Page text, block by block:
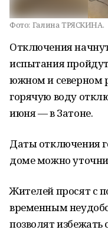
Фото: Галина ТРЯСКИНА.
Отключения
испытания
южном и северном
горячую воду
июня — в Затоне.
Даты отключения
доме можно
Жителей просят с
временным
позволят избежать